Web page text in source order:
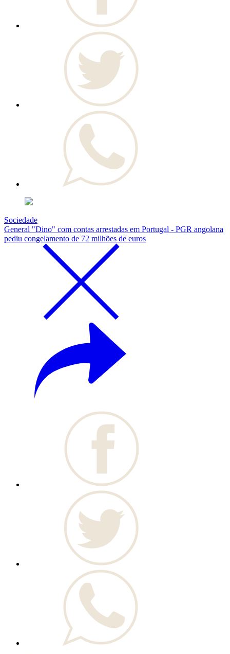
Sociedade
General "Dino" com contas arrestadas em Portugal - PGR angolana
pediu congelamento de 72 milhões de euros